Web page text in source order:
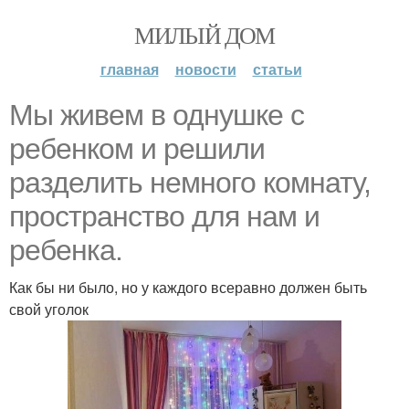
МИЛЫЙ ДОМ
главная новости статьи
Мы живем в однушке с
ребенком и решили
разделить немного комнату,
пространство для нам и
ребенка.
Как бы ни было, но у каждого всеравно должен быть
свой уголок